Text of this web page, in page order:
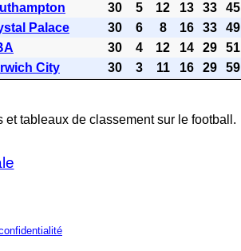
30 5 12 13 33 45
Palace 30 6 8 16 33 49
30 4 12 14 29 51
City 30 3 11 16 29 59
tableaux de classement sur le football.